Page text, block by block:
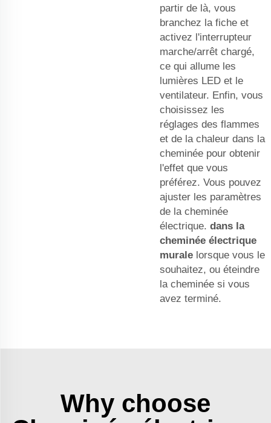
partir de là, vous
branchez la fiche et
activez l'interrupteur
marche/arrêt chargé,
ce qui allume les
lumières LED et le
ventilateur. Enfin, vous
choisissez les
réglages des flammes
et de la chaleur dans la
cheminée pour obtenir
l'effet que vous
préférez. Vous pouvez
ajuster les paramètres
de la cheminée
électrique. dans la
cheminée électrique
murale lorsque vous le
souhaitez, ou éteindre
la cheminée si vous
avez terminé.
Why choose